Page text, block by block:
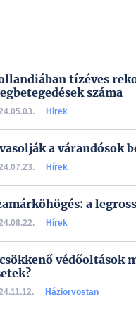
tízéves
száma
Hírek
a várandósok
Hírek
a
Hírek
védőoltások
Háziorvostan